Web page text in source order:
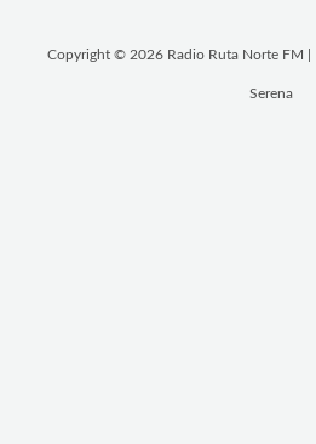
Copyright © 2026 Radio Ruta Norte FM |
Serena